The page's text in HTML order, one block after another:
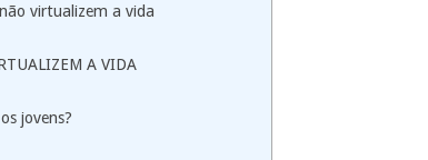
virtualizem a vida
A VIDA
jovens?